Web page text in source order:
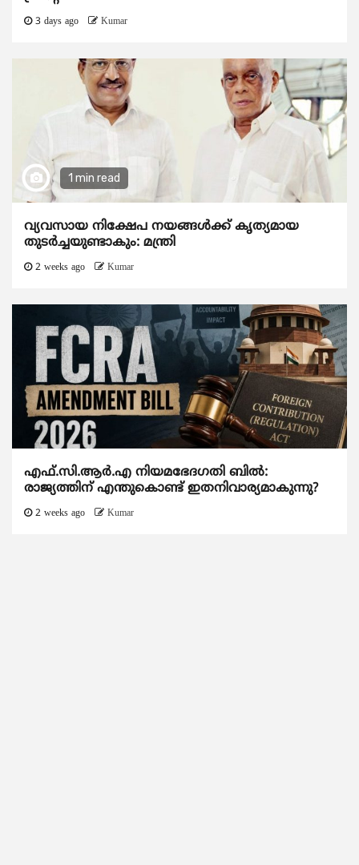
3 days ago Kumar
1 min read
വ്യവസായ നിക്ഷേപ നയങ്ങള്‍ക്ക് കൃത്യമായ
തുടര്‍ച്ചയുണ്ടാകും: മന്ത്രി
2 weeks ago Kumar
എഫ്.സി.ആര്‍.എ നിയമഭേദഗതി ബില്‍:
രാജ്യത്തിന് എന്തുകൊണ്ട് ഇതനിവാര്യമാകുന്നു?
2 weeks ago Kumar